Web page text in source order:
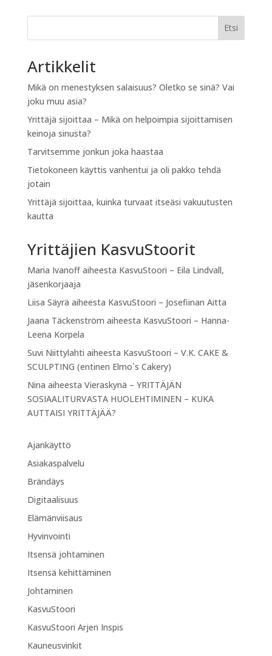
Etsi
Artikkelit
Mikä on menestyksen salaisuus? Oletko se sinä? Vai
joku muu asia?
Yrittäjä sijoittaa – Mikä on helpoimpia sijoittamisen
keinoja sinusta?
Tarvitsemme jonkun joka haastaa
Tietokoneen käyttis vanhentui ja oli pakko tehdä
jotain
Yrittäjä sijoittaa, kuinka turvaat itseäsi vakuutusten
kautta
Yrittäjien KasvuStoorit
Maria Ivanoffaiheesta KasvuStoori – Eila Lindvall,
jäsenkorjaaja
Liisa Säyrä aiheesta KasvuStoori – Josefiinan Aitta
Jaana Täckenström aiheesta KasvuStoori – Hanna-
Leena Korpela
Suvi Niittylahti aiheesta KasvuStoori – V.K. CAKE &
SCULPTING (entinen Elmo`s Cakery)
Nina aiheesta Vieraskynä – YRITTÄJÄN
SOSIAALITURVASTA HUOLEHTIMINEN – KUKA
AUTTAISI YRITTÄJÄÄ?
Ajankäyttö
Asiakaspalvelu
Brändäys
Digitaalisuus
Elämänviisaus
Hyvinvointi
Itsensä johtaminen
Itsensä kehittäminen
Johtaminen
KasvuStoori
KasvuStoori Arjen Inspis
Kauneusvinkit